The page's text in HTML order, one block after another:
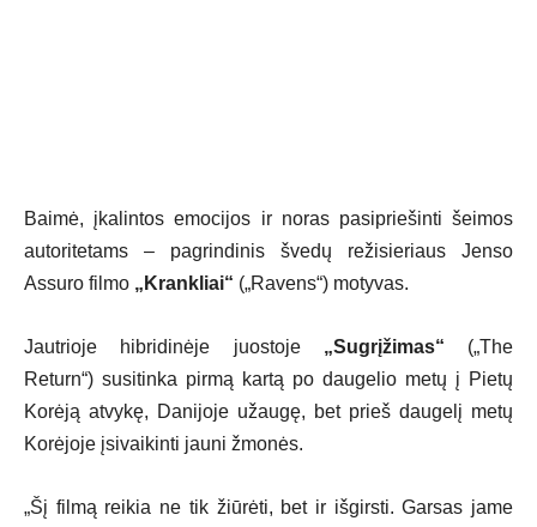
Baimė, įkalintos emocijos ir noras pasipriešinti šeimos
autoritetams – pagrindinis švedų režisieriaus Jenso
Assuro filmo „Krankliai“ („Ravens“) motyvas.
Jautrioje hibridinėje juostoje „Sugrįžimas“ („The
Return“) susitinka pirmą kartą po daugelio metų į Pietų
Korėją atvykę, Danijoje užaugę, bet prieš daugelį metų
Korėjoje įsivaikinti jauni žmonės.
„Šį filmą reikia ne tik žiūrėti, bet ir išgirsti. Garsas jame